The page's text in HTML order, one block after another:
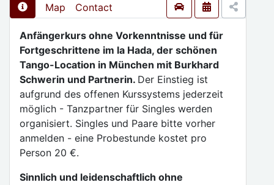
Map Contact
Anfängerkurs ohne Vorkenntnisse und für
Fortgeschrittene im la Hada, der schönen
Tango-Location in München mit Burkhard
Schwerin und Partnerin. Der Einstieg ist
aufgrund des offenen Kurssystems jederzeit
möglich - Tanzpartner für Singles werden
organisiert. Singles und Paare bitte vorher
anmelden - eine Probestunde kostet pro
Person 20 €.
Sinnlich und leidenschaftlich ohne